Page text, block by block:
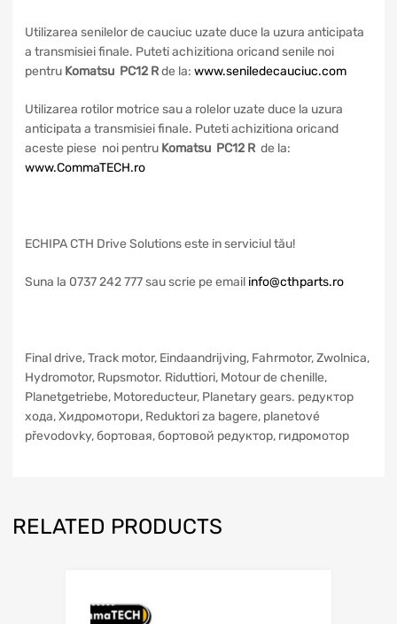
Utilizarea senilelor de cauciuc uzate duce la uzura anticipata
a transmisiei finale. Puteti achizitiona oricand senile noi
pentru Komatsu PC12 Rde la: www.seniledecauciuc.com
Utilizarea rotilor motrice sau a rolelor uzate duce la uzura
anticipata a transmisiei finale. Puteti achizitiona oricand
aceste piese noi pentru Komatsu PC12 R de la:
www.CommaTECH.ro
ECHIPA CTH Drive Solutions este in serviciul tău!
Suna la 0737 242 777 sau scrie pe email info@cthparts.ro
Final drive, Track motor, Eindaandrijving, Fahrmotor, Zwolnica,
Hydromotor, Rupsmotor. Riduttiori, Motour de chenille,
Planetgetriebe, Motoreducteur, Planetary gears. редуктор
xoдa, Хидромотори, Reduktori za bagere, planetové
převodovky, бортовая, бортовой редуктор, гидромотор
RELATED PRODUCTS